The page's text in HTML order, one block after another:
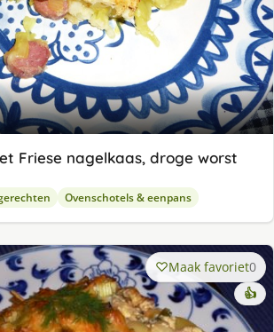
Friese nagelkaas, droge worst
Ovenschotels & eenpans
Maak favoriet0
👍